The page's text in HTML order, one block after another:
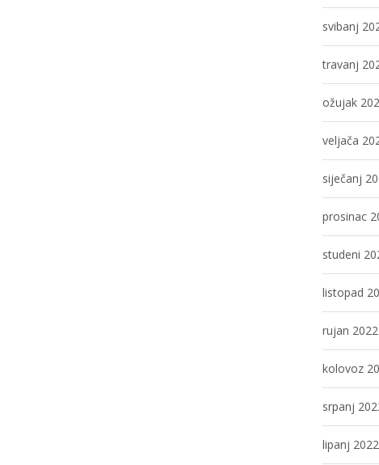
svibanj
travanj
ožujak
veljača
siječanj
prosinac
studeni
listopad
rujan 2022
kolovoz
srpanj
lipanj 2022